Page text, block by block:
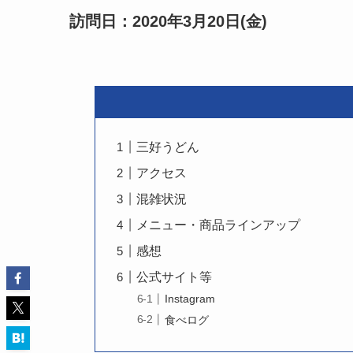
訪問日：2020年3月20日(金)
三好うどん
アクセス
混雑状況
メニュー・商品ラインアップ
感想
公式サイト等
Instagram
食べログ